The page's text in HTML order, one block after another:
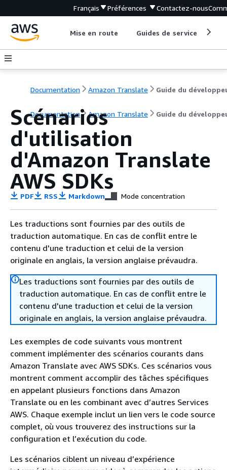
Français Préférences Contactez-nous
Mise en route Guides de service
Documentation Amazon Translate Guide du
Documentation Amazon Translate Guide du
Scénarios
d'utilisation
d'Amazon Translate
AWS SDKs
PDF RSS Markdown Mode concentration
Les traductions sont fournies par des outils de
traduction automatique. En cas de conflit entre le
contenu d'une traduction et celui de la version
originale en anglais, la version anglaise prévaudra.
Les traductions sont fournies par des outils de
traduction automatique. En cas de conflit entre le
contenu d'une traduction et celui de la version
originale en anglais, la version anglaise prévaudra.
Les exemples de code suivants vous montrent
comment implémenter des scénarios courants dans
Amazon Translate avec AWS SDKs. Ces scénarios vous
montrent comment accomplir des tâches spécifiques
en appelant plusieurs fonctions dans Amazon
Translate ou en les combinant avec d’autres Services
AWS. Chaque exemple inclut un lien vers le code source
complet, où vous trouverez des instructions sur la
configuration et l’exécution du code.
Les scénarios ciblent un niveau d’expérience